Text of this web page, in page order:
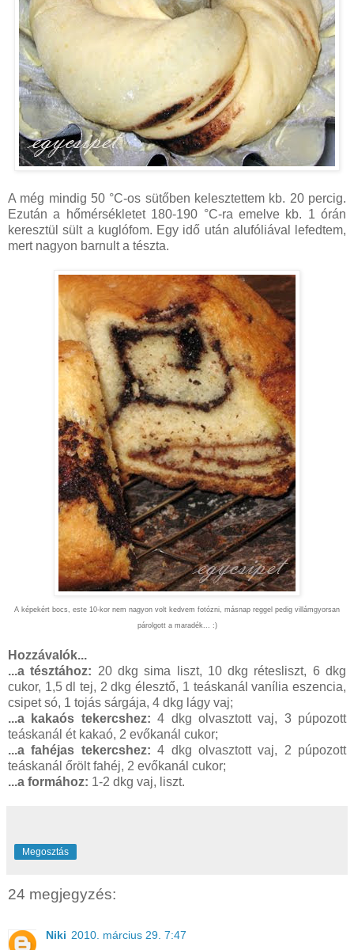
A még mindig 50 °C-os sütőben kelesztettem kb. 20 percig.
Ezután a hőmérsékletet 180-190 °C-ra emelve kb. 1 órán
keresztül sült a kuglófom. Egy idő után alufóliával lefedtem,
mert nagyon barnult a tészta.
A képekért bocs, este 10-kor nem nagyon volt kedvem fotózni, másnap reggel pedig villámgyorsan
párolgott a maradék... :)
Hozzávalók...
...a tésztához: 20 dkg sima liszt, 10 dkg rétesliszt, 6 dkg
cukor, 1,5 dl tej, 2 dkg élesztő, 1 teáskanál vanília eszencia,
csipet só, 1 tojás sárgája, 4 dkg lágy vaj;
...a kakaós tekercshez: 4 dkg olvasztott vaj, 3 púpozott
teáskanál ét kakaó, 2 evőkanál cukor;
...a fahéjas tekercshez: 4 dkg olvasztott vaj, 2 púpozott
teáskanál őrölt fahéj, 2 evőkanál cukor;
...a formához: 1-2 dkg vaj, liszt.
Megosztás
24 megjegyzés:
Niki 2010. március 29. 7:47